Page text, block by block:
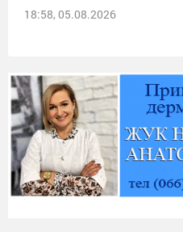
18:58, 05.08.2026